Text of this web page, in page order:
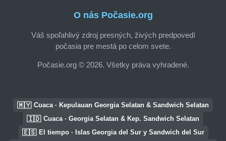
O nás Počasie.org
Váš spoľahlivý zdroj presných, živých predpovedí
počasia pre mestá po celom svete.
Počasie.org © 2026. Všetky práva vyhradené.
🇲🇾 Cuaca · Kepulauan Georgia Selatan & Sandwich Selatan
🇮🇩 Cuaca · Georgia Selatan & Kep. Sandwich Selatan
🇪🇸 El tiempo · Islas Georgia del Sur y Sandwich del Sur